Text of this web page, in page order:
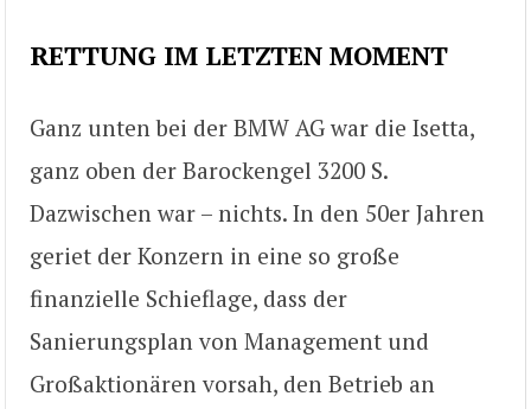
RETTUNG IM LETZTEN MOMENT
Ganz unten bei der BMW AG war die Isetta,
ganz oben der Barockengel 3200 S.
Dazwischen war – nichts. In den 50er Jahren
geriet der Konzern in eine so große
finanzielle Schieflage, dass der
Sanierungsplan von Management und
Großaktionären vorsah, den Betrieb an